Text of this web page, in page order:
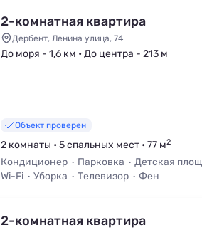
2-комнатная квартира
Дербент, Ленина улица, 74
До моря - 1,6 км • До центра - 213 м
Объект проверен
2 комнаты • 5 спальных мест • 77 м2
Кондиционер Парковка
Детская
Wi-Fi
Уборка Телевизор Фен
2-комнатная квартира